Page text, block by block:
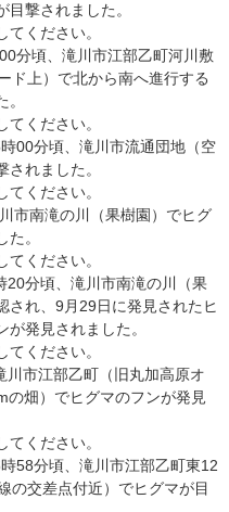
撃されました。
ください。
分頃、滝川市江部乙町河川敷
ド上）で北から南へ進行する
ください。
00分頃、滝川市流通団地（空
れました。
ください。
市南滝の川（果樹園）でヒグ
。
ください。
分頃、滝川市南滝の川（果
され、9月29日に発見されたヒ
発見されました。
ください。
市江部乙町（旧丸加高原オ
の畑）でヒグマのフンが発見
ください。
58分頃、滝川市江部乙町東12
の交差点付近）でヒグマが目